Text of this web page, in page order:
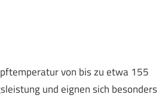
von bis zu etwa 155
und eignen sich besonders